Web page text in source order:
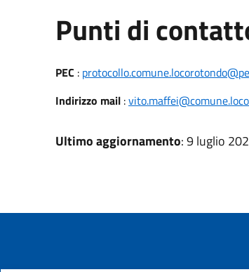
Punti di
PEC :
Indirizzo mail:
Ultimo aggiornamento: 9 luglio